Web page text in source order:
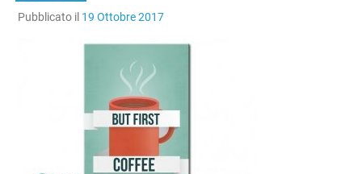
Pubblicato il 19 Ottobre 2017